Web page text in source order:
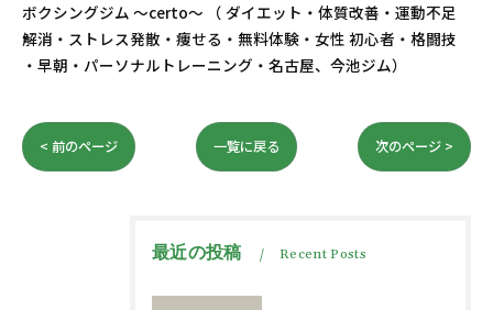
ボクシングジム ～certo～ （ ダイエット・体質改善・運動不足
解消・ストレス発散・痩せる・無料体験・女性 初心者・格闘技
・早朝・パーソナルトレーニング・名古屋、今池ジム）
< 前のページ 一覧に戻る 次のページ >
最近の投稿 Recent Posts